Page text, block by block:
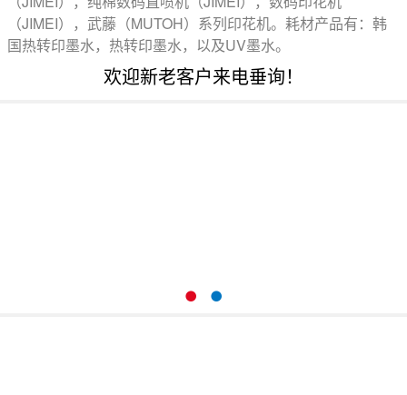
（JIMEI），武藤（MUTOH）系列印花机。耗材产品有：韩
国热转印墨水，热转印墨水，以及UV墨水。
欢迎新老客户来电垂询！